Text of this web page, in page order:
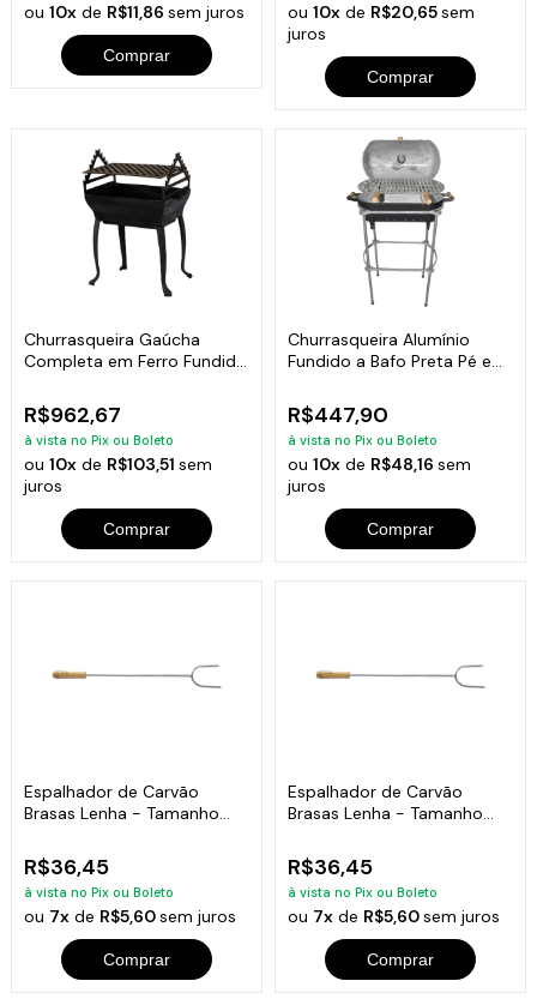
ou10x de R$11,86sem juros
Comprar
ou 10xde R$20,65sem
juros
Comprar
Churrasqueira Gaúcha
Completa em Ferro Fundido
R$962,67
à vista no Pix ou Boleto
ou10x de R$103,51sem
juros
Comprar
Churrasqueira Alumínio
Fundido a Bafo Preta Pé e
R$447,90
à vista no Pix ou Boleto
ou 10xde R$48,16 sem
juros
Comprar
Espalhador de Carvão
Brasas Lenha - Tamanho
R$36,45
à vista no Pix ou Boleto
ou 7x de R$5,60sem juros
Comprar
Espalhador de Carvão
Brasas Lenha - Tamanho
R$36,45
à vista no Pix ou Boleto
ou 7xde R$5,60sem juros
Comprar